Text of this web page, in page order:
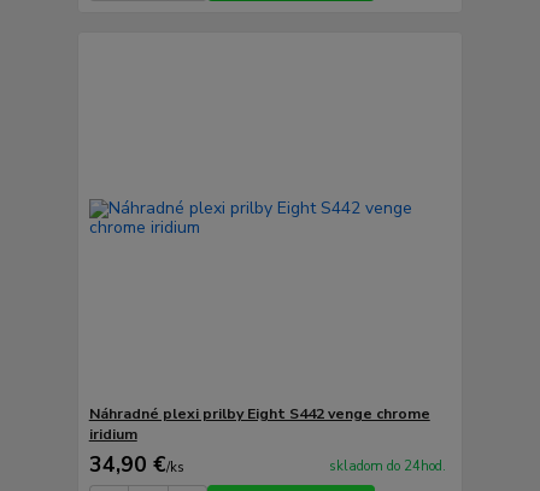
Náhradné plexi prilby Eight S442 venge chrome
iridium
34,90 €/ks skladom do 24hod.